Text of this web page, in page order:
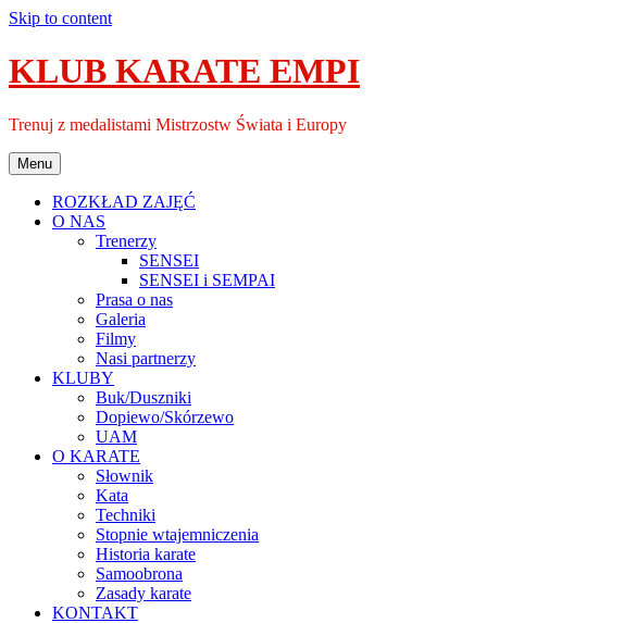
Skip to content
KLUB KARATE EMPI
Trenuj z medalistami Mistrzostw Świata i Europy
Menu
ROZKŁAD ZAJĘĆ
O NAS
Trenerzy
SENSEI
SENSEI i SEMPAI
Prasa o nas
Galeria
Filmy
Nasi partnerzy
KLUBY
Buk/Duszniki
Dopiewo/Skórzewo
UAM
O KARATE
Słownik
Kata
Techniki
Stopnie wtajemniczenia
Historia karate
Samoobrona
Zasady karate
KONTAKT